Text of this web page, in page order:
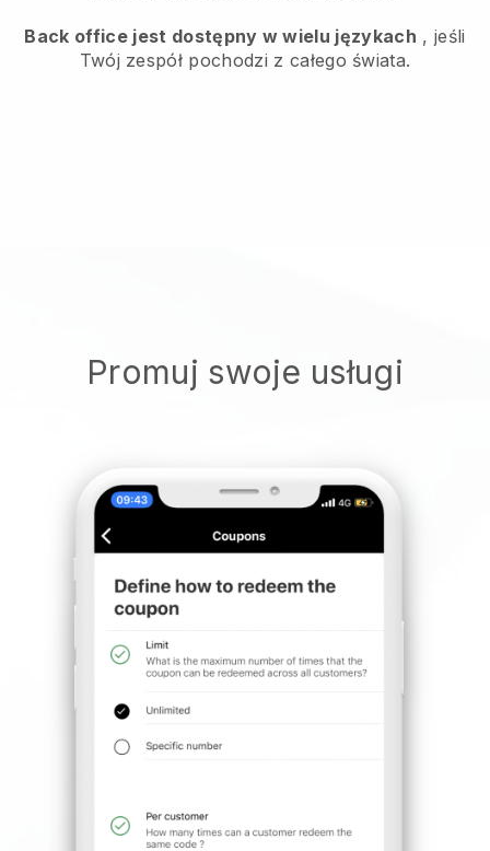
Back office jest dostępny w wielu językach , jeśli
Twój zespół pochodzi z całego świata.
Promuj swoje usługi